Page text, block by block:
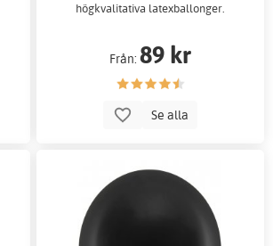
högkvalitativa latexballonger.
Från:89 kr
Se alla